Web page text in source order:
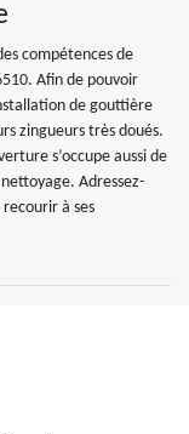
compétences de
Afin de pouvoir
de gouttière
zingueurs très doués.
s’occupe aussi de
Adressez-
à ses